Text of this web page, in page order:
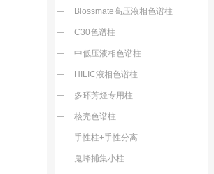
Blossmate高压液相色谱柱
C30色谱柱
中低压液相色谱柱
HILIC液相色谱柱
多环芳烃专用柱
核壳色谱柱
手性柱+手性分离
鬼峰捕集小柱